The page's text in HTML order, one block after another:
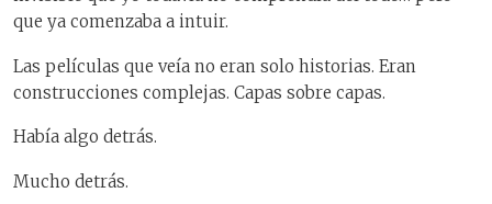
que ya comenzaba a intuir.
Las películas que veía no eran solo historias. Eran
construcciones complejas. Capas sobre capas.
Había algo detrás.
Mucho detrás.